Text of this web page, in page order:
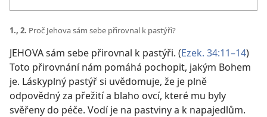
1., 2. Proč Jehova sám sebe přirovnal k pastýři?
JEHOVA sám sebe přirovnal k pastýři. (Ezek. 34:11–14)
Toto přirovnání nám pomáhá pochopit, jakým Bohem
je. Láskyplný pastýř si uvědomuje, že je plně
odpovědný za přežití a blaho ovcí, které mu byly
svěřeny do péče. Vodí je na pastviny a k napajedlům.